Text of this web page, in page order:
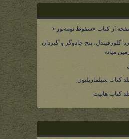
گلورفیندل، پنج جادوگر و گیردان
کتاب سیلماریلیون
کتاب هابیت